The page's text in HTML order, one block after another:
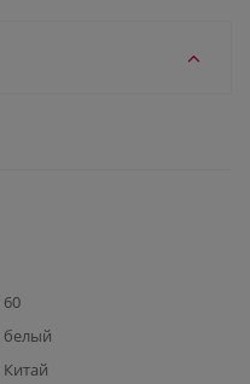
60
белый
Китай